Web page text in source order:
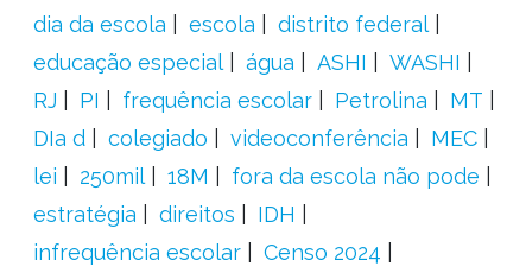
dia da escola
escola
distrito federal
educação especial
água ASHI
WASHI
RJ
PI frequência escolar Petrolina
MT
DIa d
colegiado videoconferência
MEC
lei
250mil 18M
fora da escola não pode
estratégia
direitos
IDH
infrequência escolar
Censo 2024